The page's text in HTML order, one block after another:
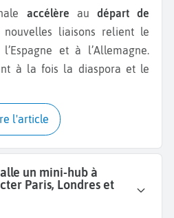
accélère au départ de
nouvelles liaisons relient le
et à l’Allemagne.
à la fois la diaspora et le
l'article
un mini-hub à
Paris, Londres et